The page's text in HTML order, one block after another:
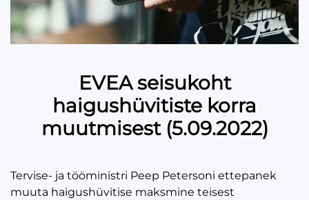
EVEA seisukoht
haigushüvitiste korra
muutmisest (5.09.2022)
Tervise- ja tööministri Peep Petersoni ettepanek
muuta haigushüvitise maksmine teisest